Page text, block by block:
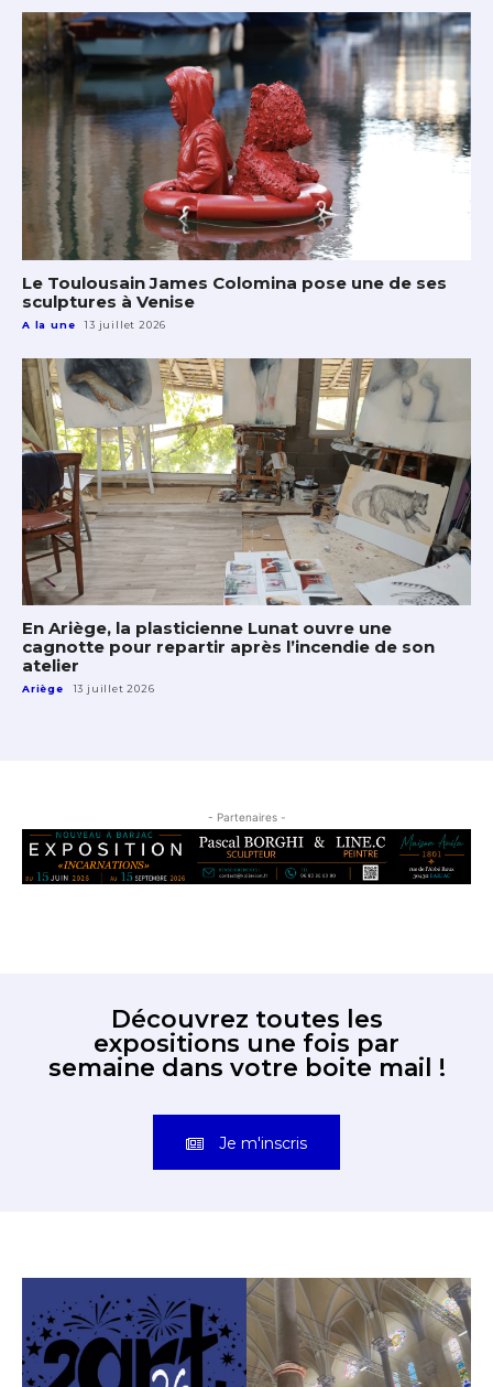
Le Toulousain James Colomina pose une de ses
sculptures à Venise
A la une 13 juillet 2026
En Ariège, la plasticienne Lunat ouvre une
cagnotte pour repartir après l’incendie de son
atelier
Ariège 13 juillet 2026
- Partenaires -
Découvrez toutes les
expositions une fois par
semaine dans votre boite mail !
Je m'inscris